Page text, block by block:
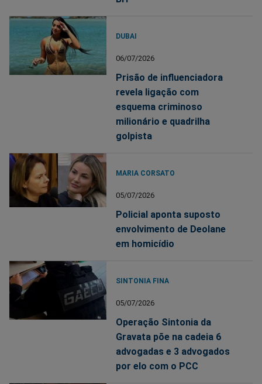
DUBAI
06/07/2026
Prisão de influenciadora
revela ligação com
esquema criminoso
milionário e quadrilha
golpista
MARIA CORSATO
05/07/2026
Policial aponta suposto
envolvimento de Deolane
em homicídio
SINTONIA FINA
05/07/2026
Operação Sintonia da
Gravata põe na cadeia 6
advogadas e 3 advogados
por elo com o PCC